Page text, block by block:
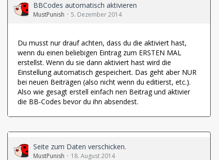
BBCodes automatisch aktivieren
MustPunish 5. Dezember 2014
Du musst nur drauf achten, dass du die aktiviert hast,
wenn du einen beliebigen Eintrag zum ERSTEN MAL
erstellst. Wenn du sie dann aktiviert hast wird die
Einstellung automatisch gespeichert. Das geht aber NUR
bei neuen Beiträgen (also nicht wenn du editierst, etc.).
Also wie gesagt erstell einfach nen Beitrag und aktivier
die BB-Codes bevor du ihn absendest.
Seite zum Daten verschicken.
MustPunish 18. August 2014